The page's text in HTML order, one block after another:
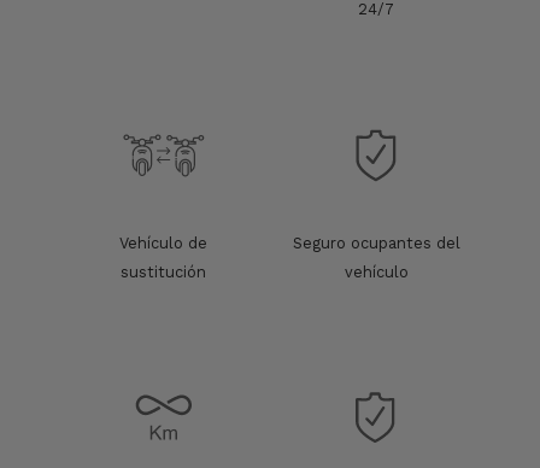
24/7
Vehículo de
sustitución
Seguro ocupantes del
vehículo